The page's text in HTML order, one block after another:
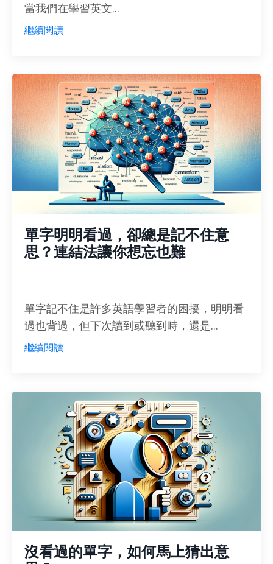
當我們在學習英文...
繼續閱讀
單字明明看過，卻總是記不住意
思？連結法讓你想忘也難
單字記不住是許多英語學習者的困擾， 明明看
過也背過， 但下次讀到或聽到時， 還是...
繼續閱讀
沒看過的單字，如何馬上猜出意